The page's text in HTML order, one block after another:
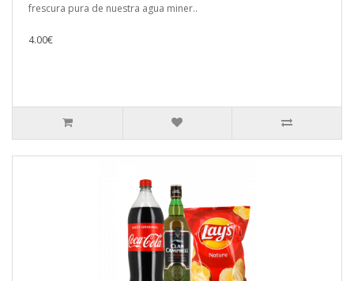
frescura pura de nuestra agua miner..
4.00€